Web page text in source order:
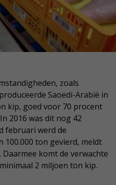
zoals
Saoedi-Arabië in
kip, goed voor 70 procent
2016 was dit nog 42
februari werd de
100.000 ton gevierd, meldt
. Daarmee komt de verwachte
2 miljoen ton kip.